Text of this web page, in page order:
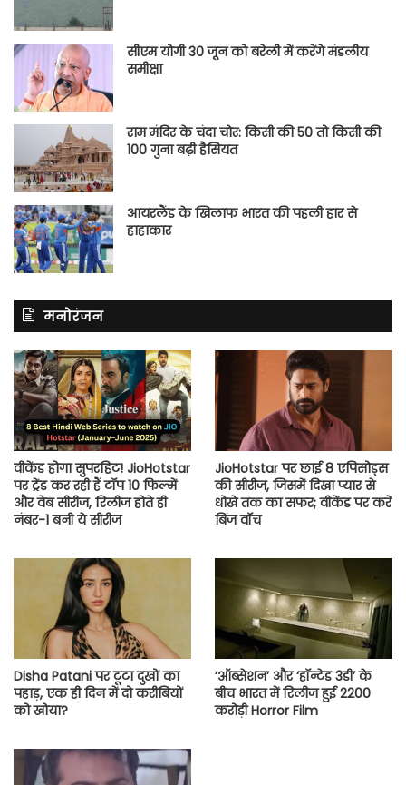
सीएम योगी 30 जून को बरेली में करेंगे मंडलीय
समीक्षा
राम मंदिर के चंदा चोर: किसी की 50 तो किसी की
100 गुना बढ़ी हैसियत
आयरलैंड के खिलाफ भारत की पहली हार से
हाहाकार
मनोरंजन
वीकेंड होगा सुपरहिट! JioHotstar
पर ट्रेंड कर रही हैं टॉप 10 फिल्में
और वेब सीरीज, रिलीज होते ही
नंबर-1 बनी ये सीरीज
JioHotstar पर छाई 8 एपिसोड्स
की सीरीज, जिसमें दिखा प्यार से
धोखे तक का सफर; वीकेंड पर करें
बिंज वॉच
Disha Patani पर टूटा दुखों का
पहाड़, एक ही दिन में दो करीबियों
को खोया?
‘ऑब्सेशन’ और ‘हॉन्टेड 3डी’ के
बीच भारत में रिलीज हुई 2200
करोड़ी Horror Film